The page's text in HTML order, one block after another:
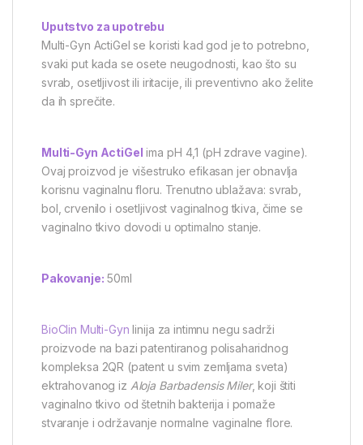
Uputstvo za upotrebu
Multi-Gyn ActiGel se koristi kad god je to potrebno,
svaki put kada se osete neugodnosti, kao što su
svrab, osetljivost ili iritacije, ili preventivno ako želite
da ih sprečite.
Multi-Gyn ActiGel ima pH 4,1 (pH zdrave vagine).
Ovaj proizvod je višestruko efikasan jer obnavlja
korisnu vaginalnu floru. Trenutno ublažava: svrab,
bol, crvenilo i osetljivost vaginalnog tkiva, čime se
vaginalno tkivo dovodi u optimalno stanje.
Pakovanje: 50ml
BioClin Multi-Gyn linija za intimnu negu sadrži
proizvode na bazi patentiranog polisaharidnog
kompleksa 2QR (patent u svim zemljama sveta)
ektrahovanog iz Aloja Barbadensis Miler, koji štiti
vaginalno tkivo od štetnih bakterija i pomaže
stvaranje i održavanje normalne vaginalne flore.